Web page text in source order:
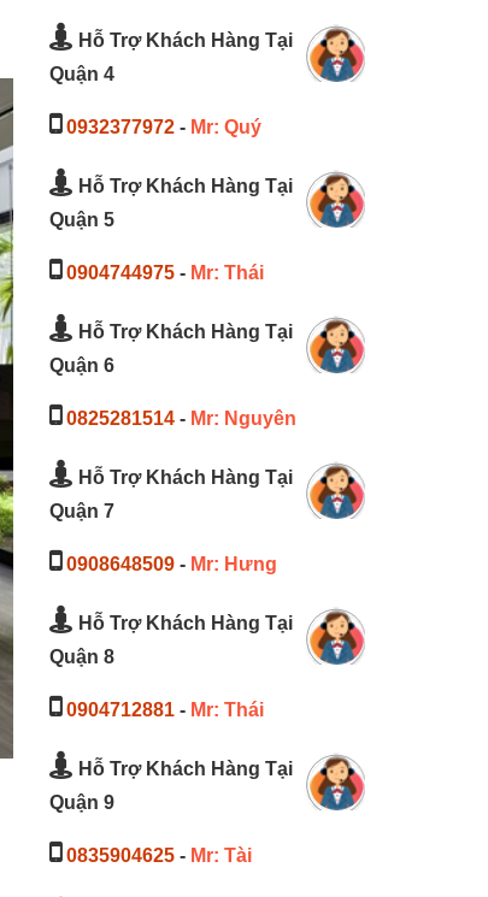
Hỗ Trợ Khách Hàng Tại
Quận 4
0932377972- Mr: Quý
Hỗ Trợ Khách Hàng Tại
Quận 5
0904744975- Mr: Thái
Hỗ Trợ Khách Hàng Tại
Quận 6
0825281514- Mr: Nguyên
Hỗ Trợ Khách Hàng Tại
Quận 7
0908648509- Mr: Hưng
Hỗ Trợ Khách Hàng Tại
Quận 8
0904712881- Mr: Thái
Hỗ Trợ Khách Hàng Tại
Quận 9
0835904625- Mr: Tài